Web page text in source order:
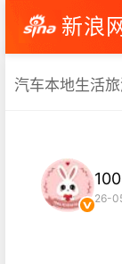
新浪
汽车本地生活
26-